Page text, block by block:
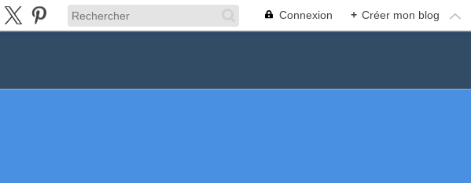
Connexion + Créer mon blog